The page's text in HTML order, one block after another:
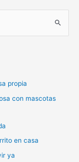
propia
con mascotas
en casa
ya